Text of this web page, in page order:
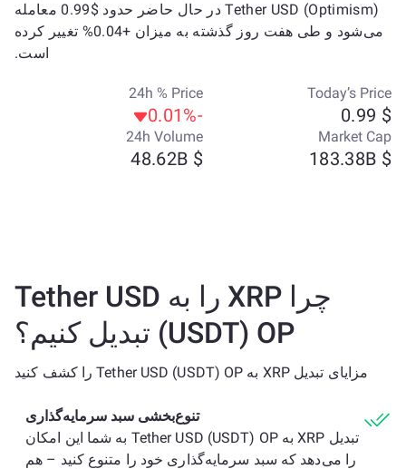
Tether USD (Optimism) در حال حاضر حدود $0.99 معامله
می‌شود و طی هفت روز گذشته به میزان +0.04% تغییر کرده
است.
Today’s Price
$ 0.99
24h % Price
-0.01%
Market Cap
$ 183.38B
24h Volume
$ 48.62B
چرا XRP را به Tether USD
(USDT) OP تبدیل کنیم؟
مزایای تبدیل XRP به Tether USD (USDT) OP را کشف کنید
تنوع‌بخشی سبد سرمایه‌گذاری
تبدیل XRP به Tether USD (USDT) OP به شما این امکان
را می‌دهد که سبد سرمایه‌گذاری خود را متنوع کنید – هم